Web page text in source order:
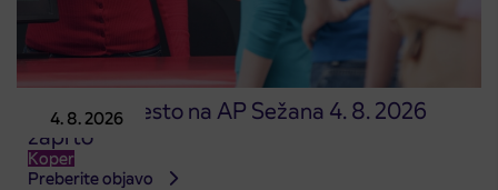
4. 8. 2026
Prodajno mesto na AP Sežana 4. 8. 2026
zaprto
Koper
Preberite objavo